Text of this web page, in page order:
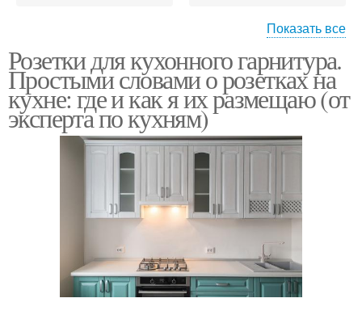
Розетка для вытяжки
Розетка для
посудомоечной
машины
Розетки для кухонных
гаджетов
Розетки для заказчиков
Показать все
Розетки для кухонного гарнитура.
Простыми словами о розетках на
кухне: где и как я их размещаю (от
эксперта по кухням)